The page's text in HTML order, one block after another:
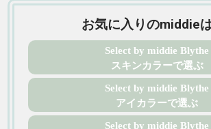
お気に入りのmiddie
Select by middie Blythe
スキンカラーで選ぶ
Select by middie Blythe
アイカラーで選ぶ
Select by middie Blythe